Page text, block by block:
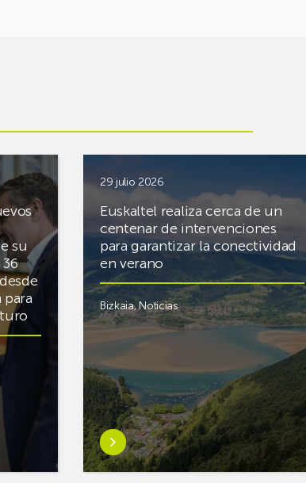
su
29 julio 2026
Euskaltel realiza cerca de un
centenar de intervenciones
para garantizar la conectividad
en verano
Bizkaia,Noticias
Saber
más
sobreEuskaltel